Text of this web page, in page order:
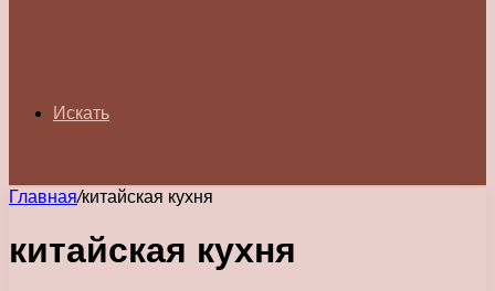
Искать
Главная/китайская кухня
китайская кухня